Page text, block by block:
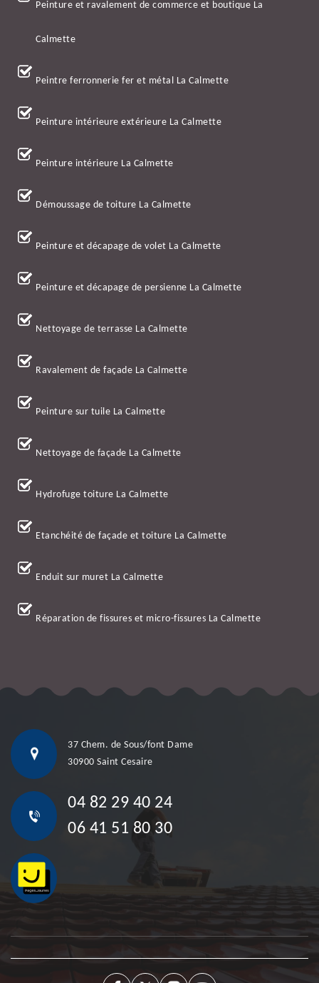
Peinture et ravalement de commerce et boutique La
Calmette
Peintre ferronnerie fer et métal La Calmette
Peinture intérieure extérieure La Calmette
Peinture intérieure La Calmette
Démoussage de toiture La Calmette
Peinture et décapage de volet La Calmette
Peinture et décapage de persienne La Calmette
Nettoyage de terrasse La Calmette
Ravalement de façade La Calmette
Peinture sur tuile La Calmette
Nettoyage de façade La Calmette
Hydrofuge toiture La Calmette
Etanchéité de façade et toiture La Calmette
Enduit sur muret La Calmette
Réparation de fissures et micro-fissures La Calmette
37 Chem. de Sous/font Dame
30900 Saint Cesaire
04 82 29 40 24
06 41 51 80 30